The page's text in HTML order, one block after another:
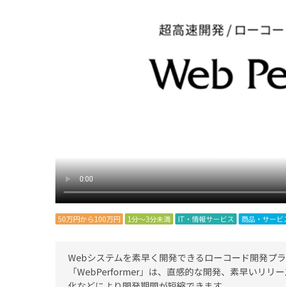
50万円から100万円 1分～3分未満 IT・情報サービス 商品・サービ
Webシステムを素早く開発できるローコード開発プ
「WebPerformer」は、直感的な開発、素早いリリ